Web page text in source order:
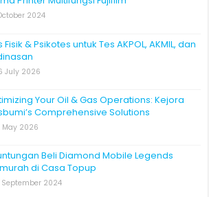
2024
Fisik & Psikotes untuk Tes AKPOL, AKMIL, dan
July 2026
Your Oil & Gas Operations: Kejora
Comprehensive Solutions
May 2026
Beli Diamond Mobile Legends
di Casa Topup
September 2024